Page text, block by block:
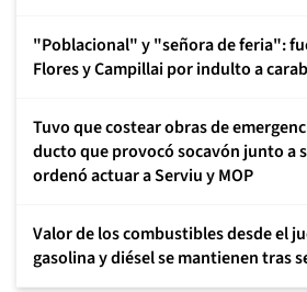
"Poblacional" y "señora de feria":
Flores y Campillai por indulto a
Tuvo que costear obras de
ducto que provocó socavón junto a
ordenó actuar a Serviu y MOP
Valor de los combustibles desde el
gasolina y diésel se mantienen tras